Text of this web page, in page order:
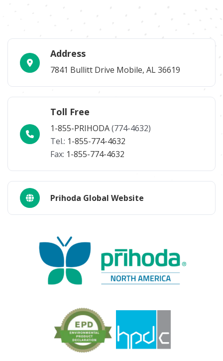
Address
7841 Bullitt Drive Mobile, AL 36619
Toll Free
1-855-PRIHODA(774-4632)
Tel.: 1-855-774-4632
Fax: 1-855-774-4632
Prihoda Global Website